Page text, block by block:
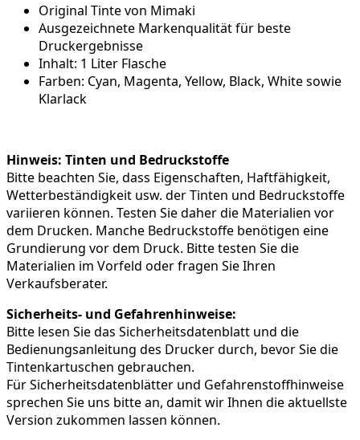
Original Tinte von Mimaki
Ausgezeichnete Markenqualität für beste
Druckergebnisse
Inhalt: 1 Liter Flasche
Farben: Cyan, Magenta, Yellow, Black, White sowie
Klarlack
Hinweis: Tinten und Bedruckstoffe
Bitte beachten Sie, dass Eigenschaften, Haftfähigkeit,
Wetterbeständigkeit usw. der Tinten und Bedruckstoffe
variieren können. Testen Sie daher die Materialien vor
dem Drucken. Manche Bedruckstoffe benötigen eine
Grundierung vor dem Druck. Bitte testen Sie die
Materialien im Vorfeld oder fragen Sie Ihren
Verkaufsberater.
Sicherheits- und Gefahrenhinweise:
Bitte lesen Sie das Sicherheitsdatenblatt und die
Bedienungsanleitung des Drucker durch, bevor Sie die
Tintenkartuschen gebrauchen.
Für Sicherheitsdatenblätter und Gefahrenstoffhinweise
sprechen Sie uns bitte an, damit wir Ihnen die aktuellste
Version zukommen lassen können.